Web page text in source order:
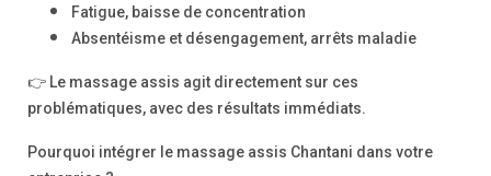
Fatigue, baisse de concentration
Absentéisme et désengagement, arrêts maladie
👉 Le massage assis agit directement sur ces
problématiques, avec des résultats immédiats.
Pourquoi intégrer le massage assis Chantani dans votre